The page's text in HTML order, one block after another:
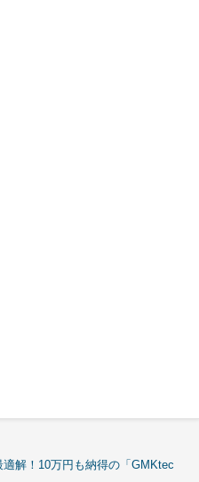
解！10万円も納得の「GMKtec